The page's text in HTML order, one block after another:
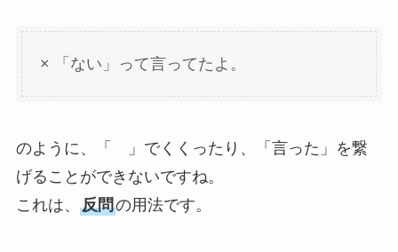
× 「ない」って言ってたよ。
のように、「 」でくくったり、「言った」を繋
げることができないですね。
これは、 反問の用法です。